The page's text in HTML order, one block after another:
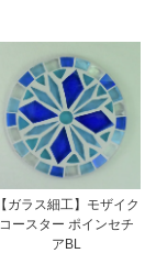
【ガラス細工】モザイク
コースター ポインセチ
アBL